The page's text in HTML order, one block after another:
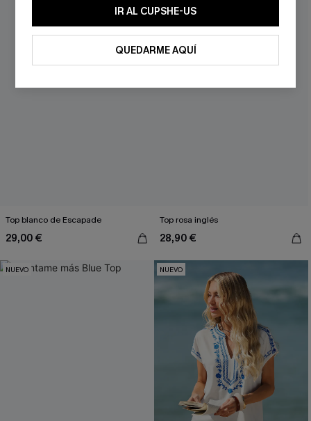
Top blanco de Escapade
29,00 €
Top rosa inglés
28,90 €
NUEVO NUEVO
IR AL CUPSHE-US
QUEDARME AQUÍ
-10% extra sin compra mínima
SUSCRIBIRSE